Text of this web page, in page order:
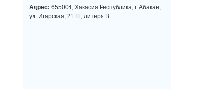
Адрес: 655004, Хакасия Республика, г. Абакан,
ул. Игарская, 21 Ш, литера В